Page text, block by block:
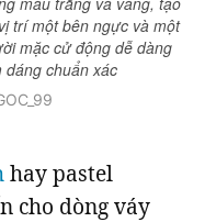
trí một bên ngực và một
mặc cử động dễ dàng
chuẩn xác
hay pastel
cho dòng váy